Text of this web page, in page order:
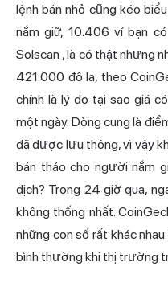
lệnh bán nhỏ cũng kéo
nắm giữ, 10.406 ví bạn
Solscan , là có thật nhưng
421.000 đô la, theo
chính là lý do tại sao giá
một ngày. Dòng cung là
đã được lưu thông, vì vậy
bán tháo cho người nắm
dịch? Trong 24 giờ qua,
không thống nhất.
những con số rất khác
bình thường khi thị trường